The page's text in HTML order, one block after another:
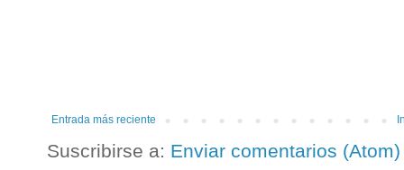
Entrada más reciente
Suscribirse a: Enviar comentarios (Atom)